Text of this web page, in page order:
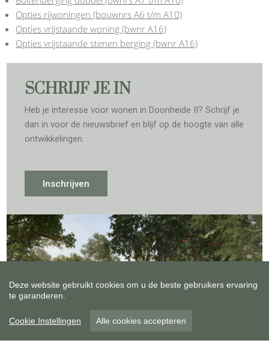
Opties rijwoningen (bouwnrs A6 t/m A10)
Opties vrijstaande woning (bwnr A16)
Opties vrijstaande stenen berging (bwnr A16)
SCHRIJF JE IN
Heb je interesse voor wonen in Doonheide II? Schrijf je
dan in voor de nieuwsbrief en blijf op de hoogte van alle
ontwikkelingen.
Inschrijven
Deze website gebruikt cookies om u de beste gebruikers ervaring
te garanderen.
Cookie Instellingen Alle cookies accepteren